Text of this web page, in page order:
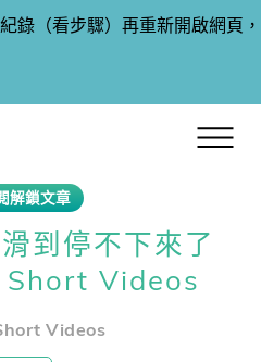
錄（看步驟）再重新開啟網頁，
解鎖文章
到停不下來了
Videos
Videos